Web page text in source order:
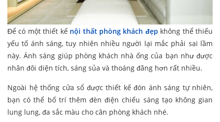
Để có một thiết kế nội thất phòng khách đẹp không thể thiếu
yếu tố ánh sáng, tuy nhiên nhiều người lại mắc phải sai lầm
này. Ánh sáng giúp phòng khách nhà ống của bạn như được
nhân đôi diện tích, sáng sủa và thoáng đãng hơn rất nhiều.
Ngoài hệ thống cửa sổ được thiết kế đón ánh sáng tự nhiên,
bạn có thể bố trí thêm đèn điện chiếu sáng tạo không gian
lung lung, đa sắc màu cho căn phòng khách nhé.